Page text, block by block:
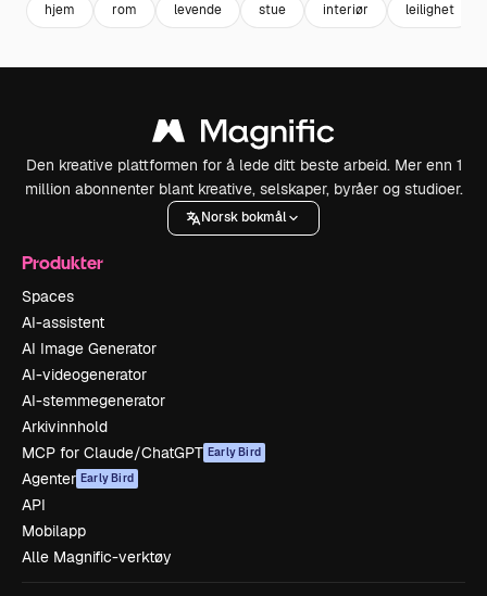
hjem rom levende stue interiør leilighet
Den kreative plattformen for å lede ditt beste arbeid. Mer enn 1
million abonnenter blant kreative, selskaper, byråer og studioer.
Norsk bokmål
Produkter
Spaces
AI-assistent
AI Image Generator
AI-videogenerator
AI-stemmegenerator
Arkivinnhold
MCP for Claude/ChatGPT Early Bird
Agenter Early Bird
API
Mobilapp
Alle Magnific-verktøy